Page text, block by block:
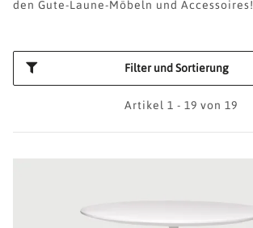
den Gute-Laune-Möbeln und Accessoires!
Filter und Sortierung
Artikel 1 - 19 von 19